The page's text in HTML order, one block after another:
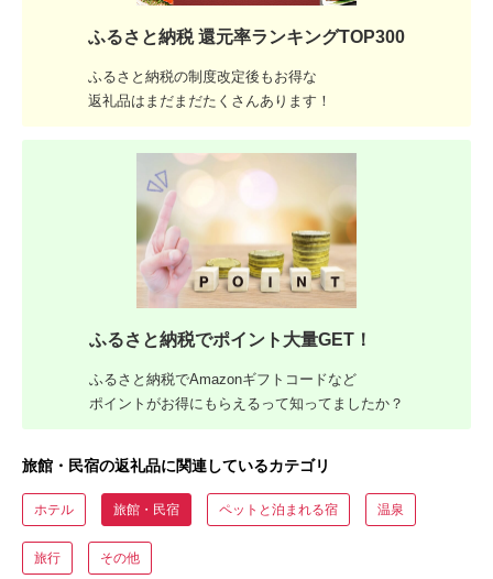
ふるさと納税 還元率ランキングTOP300
ふるさと納税の制度改定後もお得な
返礼品はまだまだたくさんあります！
ふるさと納税でポイント大量GET！
ふるさと納税でAmazonギフトコードなど
ポイントがお得にもらえるって知ってましたか？
旅館・民宿の返礼品に関連しているカテゴリ
ホテル 旅館・民宿 ペットと泊まれる宿 温泉
旅行 その他